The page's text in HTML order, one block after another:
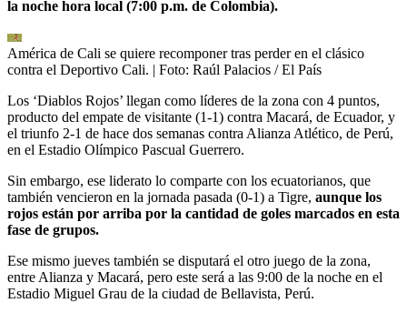
la noche hora local (7:00 p.m. de Colombia).
América de Cali se quiere recomponer tras perder en el clásico
contra el Deportivo Cali. | Foto: Raúl Palacios / El País
Los ‘Diablos Rojos’ llegan como líderes de la zona con 4 puntos,
producto del empate de visitante (1-1) contra Macará, de Ecuador, y
el triunfo 2-1 de hace dos semanas contra Alianza Atlético, de Perú,
en el Estadio Olímpico Pascual Guerrero.
Sin embargo, ese liderato lo comparte con los ecuatorianos, que
también vencieron en la jornada pasada (0-1) a Tigre, aunque los
rojos están por arriba por la cantidad de goles marcados en esta
fase de grupos.
Ese mismo jueves también se disputará el otro juego de la zona,
entre Alianza y Macará, pero este será a las 9:00 de la noche en el
Estadio Miguel Grau de la ciudad de Bellavista, Perú.